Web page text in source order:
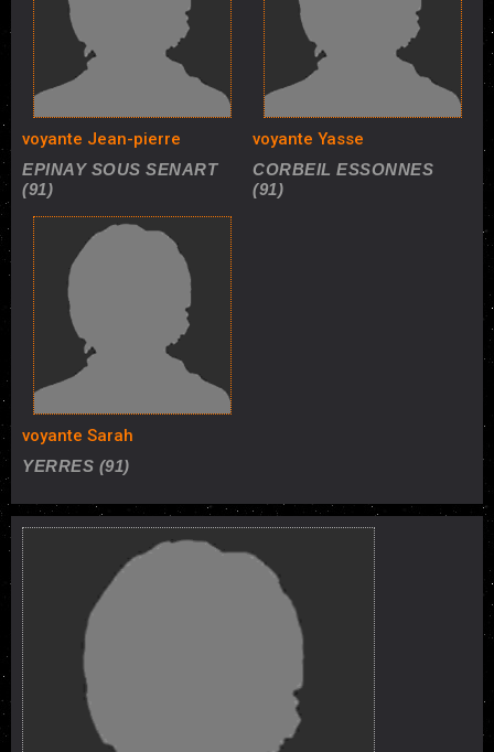
voyante Jean-pierre
EPINAY SOUS SENART
(91)
voyante Yasse
CORBEIL ESSONNES
(91)
voyante Sarah
YERRES (91)